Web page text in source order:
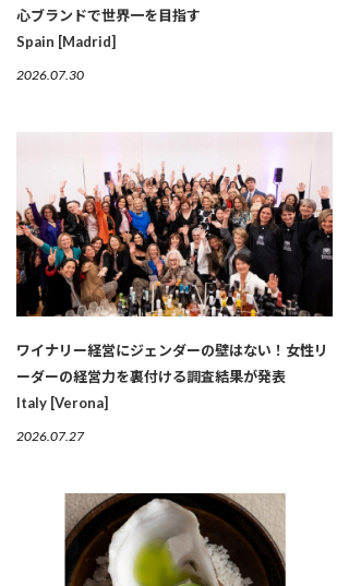
心ブランドで世界一を目指す
Spain [Madrid]
2026.07.30
ワイナリー経営にジェンダーの壁はない！女性リ
ーダーの経営力を裏付ける調査結果が発表
Italy [Verona]
2026.07.27